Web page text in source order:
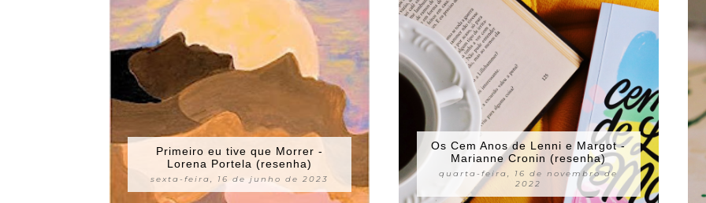
Primeiro eu tive que Morrer -
Lorena Portela (resenha)
sexta-feira, 16 de junho de 2023
Os Cem Anos de Lenni e Margot -
Marianne Cronin (resenha)
quarta-feira, 16 de novembro de
2022